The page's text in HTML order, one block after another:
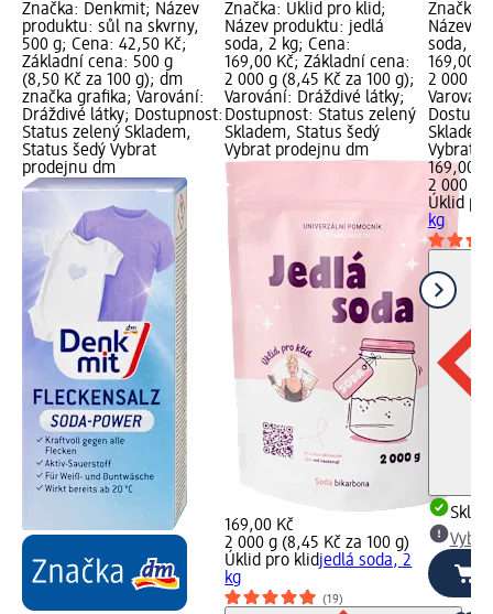
Značka: Denkmit; Název
produktu: sůl na skvrny,
500 g; Cena: 42,50 Kč;
Základní cena: 500 g
(8,50 Kč za 100 g); dm
značka grafika; Varování:
Dráždivé látky; Dostupnost:
Status zelený Skladem,
Status šedý Vybrat
prodejnu dm
Značka: Úklid pro klid;
Název produktu: jedlá
soda, 2 kg; Cena:
169,00 Kč; Základní cena:
2 000 g (8,45 Kč za 100 g);
Varování: Dráždivé látky;
Dostupnost: Status zelený
Skladem, Status šedý
Vybrat prodejnu dm
169,00 Kč
2 000 g (8,45 Kč za 100 g)
Úklid pro klidjedlá soda, 2
kg
(19)
Značka:
Název
soda, 2
169,00
2 000 g
Vybrat
169,00
2 000 g
Úklid
kg